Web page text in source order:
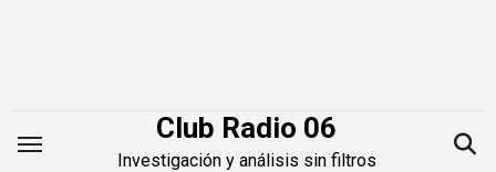
Club Radio 06
Investigación y análisis sin filtros